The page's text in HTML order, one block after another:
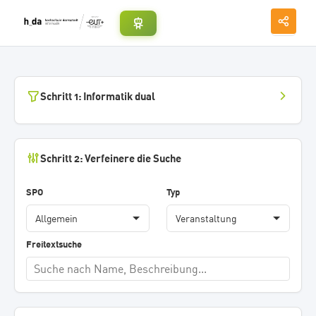
Schritt 1: Informatik dual
Schritt 2: Verfeinere die Suche
SPO Typ
Freitextsuche